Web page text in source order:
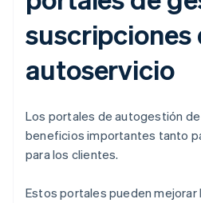
suscripciones
autoservicio
Los portales de autogestión
beneficios importantes tanto
para los clientes.
Estos portales pueden mejorar